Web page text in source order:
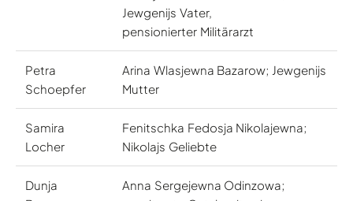
Jewgenijs Vater,
pensionierter Militärarzt
Petra
Schoepfer
Arina Wlasjewna Bazarow; Jewgenijs
Mutter
Samira
Locher
Fenitschka Fedosja Nikolajewna;
Nikolajs Geliebte
Dunja
Anna Sergejewna Odinzowa;